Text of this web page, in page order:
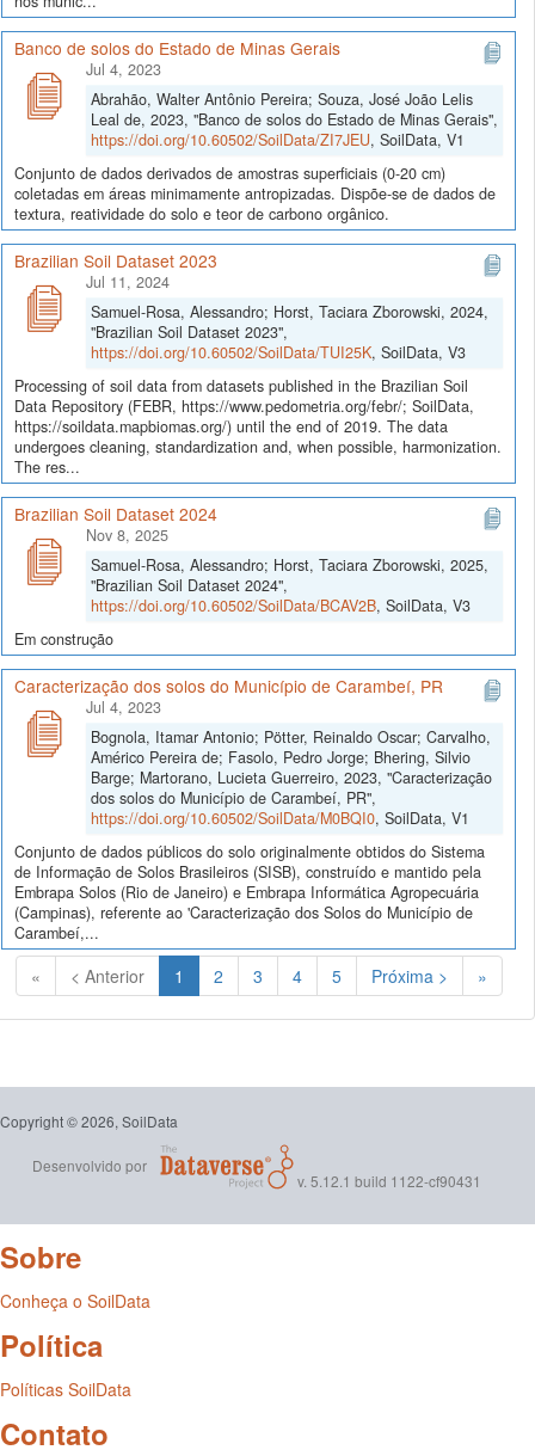
Banco de solos do Estado de Minas Gerais
Jul 4, 2023
Abrahão, Walter Antônio Pereira; Souza, José João Lelis
Leal de, 2023, "Banco de solos do Estado de Minas Gerais",
https://doi.org/10.60502/SoilData/ZI7JEU, SoilData, V1
Conjunto de dados derivados de amostras superficiais (0-20 cm)
coletadas em áreas minimamente antropizadas. Dispõe-se de dados de
textura, reatividade do solo e teor de carbono orgânico.
Brazilian Soil Dataset 2023
Jul 11, 2024
Samuel-Rosa, Alessandro; Horst, Taciara Zborowski, 2024,
"Brazilian Soil Dataset 2023",
https://doi.org/10.60502/SoilData/TUI25K, SoilData, V3
Processing of soil data from datasets published in the Brazilian Soil
Data Repository (FEBR, https://www.pedometria.org/febr/; SoilData,
https://soildata.mapbiomas.org/) until the end of 2019. The data
undergoes cleaning, standardization and, when possible, harmonization.
The res...
Brazilian Soil Dataset 2024
Nov 8, 2025
Samuel-Rosa, Alessandro; Horst, Taciara Zborowski, 2025,
"Brazilian Soil Dataset 2024",
https://doi.org/10.60502/SoilData/BCAV2B, SoilData, V3
Em construção
Caracterização dos solos do Município de Carambeí, PR
Jul 4, 2023
Bognola, Itamar Antonio; Pötter, Reinaldo Oscar; Carvalho,
Américo Pereira de; Fasolo, Pedro Jorge; Bhering, Silvio
Barge; Martorano, Lucieta Guerreiro, 2023, "Caracterização
dos solos do Município de Carambeí, PR",
https://doi.org/10.60502/SoilData/M0BQI0, SoilData, V1
Conjunto de dados públicos do solo originalmente obtidos do Sistema
de Informação de Solos Brasileiros (SISB), construído e mantido pela
Embrapa Solos (Rio de Janeiro) e Embrapa Informática Agropecuária
(Campinas), referente ao 'Caracterização dos Solos do Município de
Carambeí,...
« < Anterior 1 (Atual)
2 3 4 5 Próxima > »
Copyright © 2026, SoilData
Desenvolvido por
v. 5.12.1 build 1122-cf90431
Sobre
Conheça o SoilData
Política
Políticas SoilData
Contato